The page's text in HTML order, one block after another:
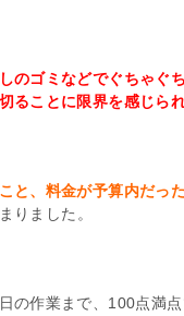
のゴミなどでぐちゃぐ
ることに限界を感じら
と、料金が予算内だっ
りました。
の作業まで、100点満